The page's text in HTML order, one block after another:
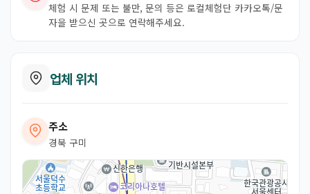
체험 시 문제 또는 불만, 문의 등은 로컬체험단 카카오톡/문
자을 받으신 곳으로 연락해주세요.
업체 위치
주소
경북 구미